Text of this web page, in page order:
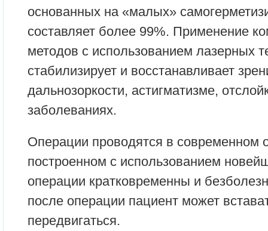
основанных на «малых»
составляет более 99%. Применение
методов с использованием лазерных
стабилизирует и восстанавливает
дальнозоркости, астигматизме,
заболеваниях.
Операции проводятся в современном
построенном с использованием
операции кратковременны и
после операции пациент может
передвигаться.